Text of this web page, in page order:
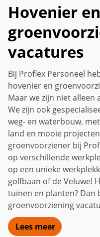
Hovenier en
vacatures
Bij Proflex Personeel
hovenier en
Maar we zijn niet alleen
We zijn ook
weg- en waterbouw,
land en mooie
groenvoorziener bij
op verschillende
op een unieke
golfbaan of de Veluwe!
tuinen en planten? Dan
groenvoorziening
Lees meer